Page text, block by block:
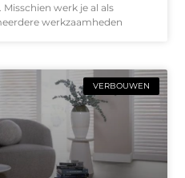
werk je al als
werkzaamheden
VERBOUWEN